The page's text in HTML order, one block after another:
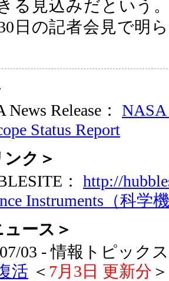
る見込みだという
日の記者会見で明
News Release： NASA
Status Report
ンク＞
： http://
Instruments（科学
ュース＞
03 - 情報トピックス
活 ＜ 7月3日 更新分 ＞